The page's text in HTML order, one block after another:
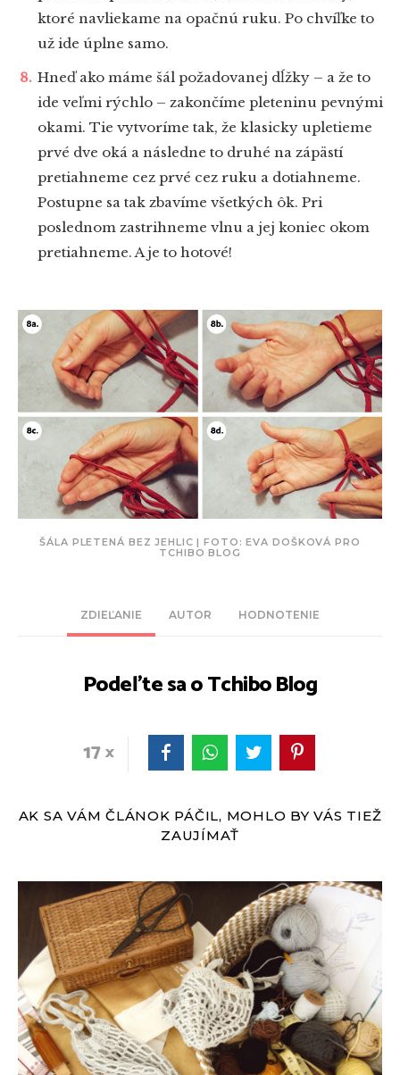
ZDIEĽANIE AUTOR HODNOTENIE
Podeľte sa o Tchibo Blog
17
ktoré navliekame na opačnú ruku. Po chvíľke to
už ide úplne samo.
Hneď ako máme šál požadovanej dĺžky – a že to
ide veľmi rýchlo – zakončíme pleteninu pevnými
okami. Tie vytvoríme tak, že klasicky upletieme
prvé dve oká a následne to druhé na zápästí
pretiahneme cez prvé cez ruku a dotiahneme.
Postupne sa tak zbavíme všetkých ôk. Pri
poslednom zastrihneme vlnu a jej koniec okom
pretiahneme. A je to hotové!
ŠÁLA PLETENÁ BEZ JEHLIC | FOTO: EVA DOŠKOVÁ PRO
TCHIBO BLOG
AK SA VÁM ČLÁNOK PÁČIL, MOHLO BY VÁS TIEŽ
ZAUJÍMAŤ